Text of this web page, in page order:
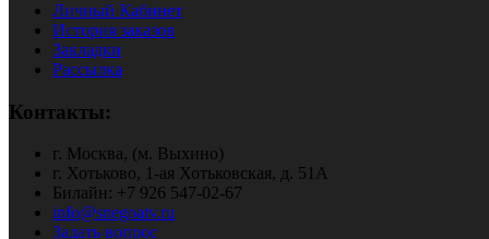
Личный Кабинет
История заказов
Закладки
Рассылка
Контакты:
г. Москва, (м. Выхино)
г. Хотьково, 1-ая Хотьковская, д. 51А
Билайн: +7 926 547-02-67
info@snegoatv.ru
Задать вопрос